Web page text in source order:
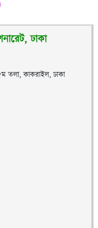
ঢাকা
তলা, কাকরাইল, ঢাকা